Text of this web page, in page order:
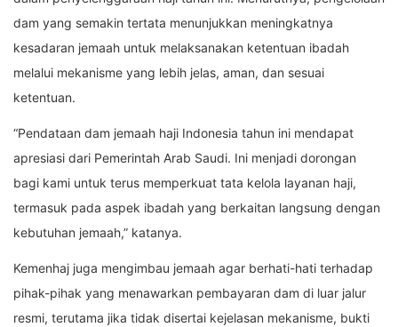
dam yang semakin tertata menunjukkan meningkatnya
kesadaran jemaah untuk melaksanakan ketentuan ibadah
melalui mekanisme yang lebih jelas, aman, dan sesuai
ketentuan.
“Pendataan dam jemaah haji Indonesia tahun ini mendapat
apresiasi dari Pemerintah Arab Saudi. Ini menjadi dorongan
bagi kami untuk terus memperkuat tata kelola layanan haji,
termasuk pada aspek ibadah yang berkaitan langsung dengan
kebutuhan jemaah,” katanya.
Kemenhaj juga mengimbau jemaah agar berhati-hati terhadap
pihak-pihak yang menawarkan pembayaran dam di luar jalur
resmi, terutama jika tidak disertai kejelasan mekanisme, bukti